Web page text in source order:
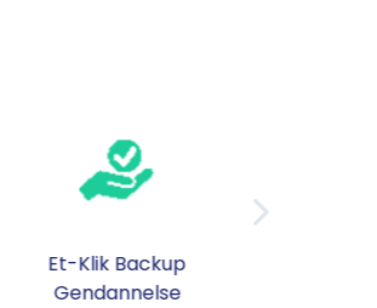
Et-Klik Backup
Gendannelse